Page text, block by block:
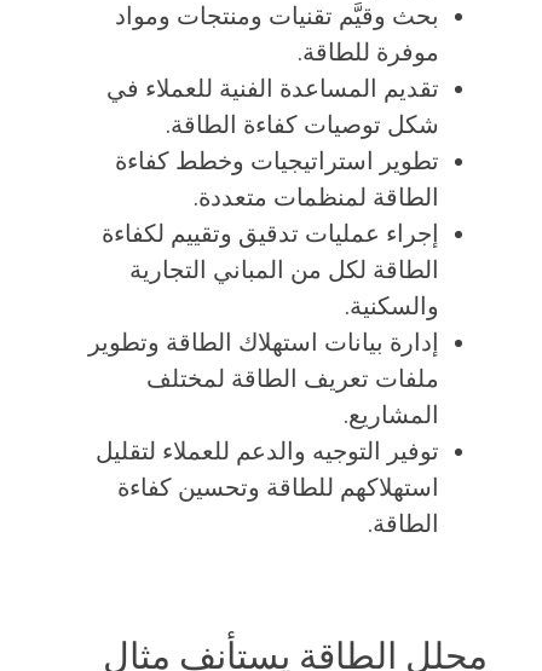
بحث وقيَّم تقنيات ومنتجات ومواد
موفرة للطاقة.
تقديم المساعدة الفنية للعملاء في
شكل توصيات كفاءة الطاقة.
تطوير استراتيجيات وخطط كفاءة
الطاقة لمنظمات متعددة.
إجراء عمليات تدقيق وتقييم لكفاءة
الطاقة لكل من المباني التجارية
والسكنية.
إدارة بيانات استهلاك الطاقة وتطوير
ملفات تعريف الطاقة لمختلف
المشاريع.
توفير التوجيه والدعم للعملاء لتقليل
استهلاكهم للطاقة وتحسين كفاءة
الطاقة.
محلل الطاقة يستأنف مثال